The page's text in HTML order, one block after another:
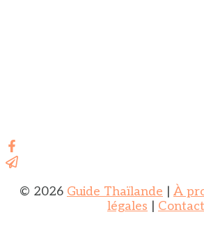
© 2026 Guide Thaïlande | À
légales | Contact